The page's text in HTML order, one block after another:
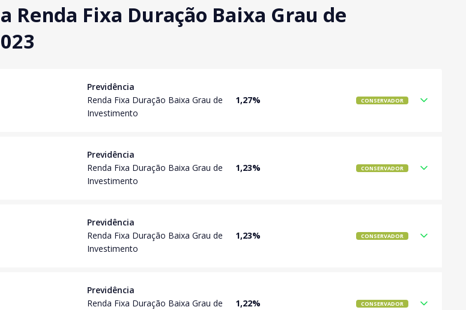
Renda Fixa Duração Baixa Grau de
Previdência
Renda Fixa Duração Baixa Grau de
Investimento
1,27% CONSERVADOR
Previdência
Renda Fixa Duração Baixa Grau de
Investimento
1,23% CONSERVADOR
Previdência
Renda Fixa Duração Baixa Grau de
Investimento
1,23% CONSERVADOR
Previdência
Renda Fixa Duração Baixa Grau de
1,22% CONSERVADOR